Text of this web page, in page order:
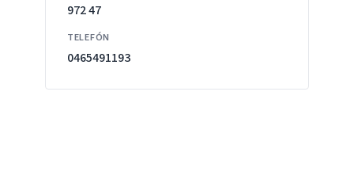
972 47
TELEFÓN
0465491193